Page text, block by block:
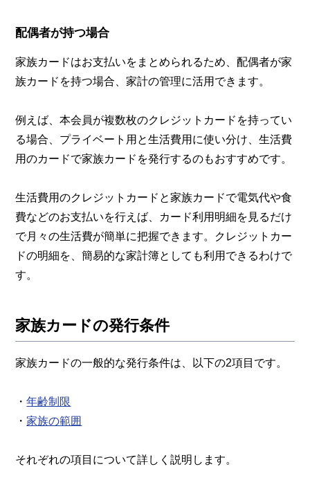
配偶者が持つ場合
家族カードはお支払いをまとめられるため、配偶者が家
族カードを持つ場合、家計の管理に活用できます。
例えば、本会員が複数枚のクレジットカードを持ってい
る場合、プライベート用と生活費用に使い分け、生活費
用のカードで家族カードを発行するのもおすすめです。
生活費用のクレジットカードと家族カードで電気代や食
費などのお支払いを行えば、カード利用明細を見るだけ
で月々の生活費が簡単に把握できます。クレジットカー
ドの明細を、簡易的な家計簿としても利用できるわけで
す。
家族カードの発行条件
家族カードの一般的な発行条件は、以下の2項目です。
・年齢制限
・家族の範囲
それぞれの項目について詳しく説明します。